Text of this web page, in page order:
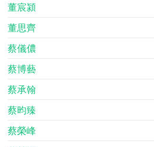
董宸潁
董思齊
蔡儀儂
蔡博藝
蔡承翰
蔡昀臻
蔡榮峰